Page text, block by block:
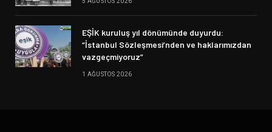
EŞİK kuruluş yıl dönümünde duyurdu:
“İstanbul Sözleşmesi’nden ve haklarımızdan
vazgeçmiyoruz”
1 AĞUSTOS 2026